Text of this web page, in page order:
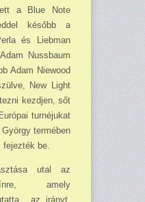
a Blue Note
később a
és Liebman
Nussbaum
Adam Niewood
New Light
kezdjen, sőt
turnéjukat
termében
fejezték be.
utal az
amely
az irányt,